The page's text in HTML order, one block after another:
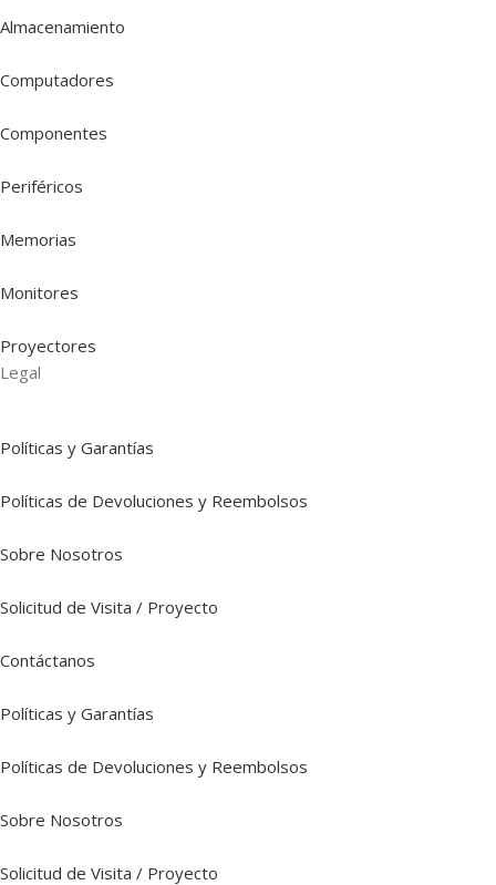
Almacenamiento
Computadores
Componentes
Periféricos
Memorias
Monitores
Proyectores
Legal
Políticas y Garantías
Políticas de Devoluciones y Reembolsos
Sobre Nosotros
Solicitud de Visita / Proyecto
Contáctanos
Políticas y Garantías
Políticas de Devoluciones y Reembolsos
Sobre Nosotros
Solicitud de Visita / Proyecto